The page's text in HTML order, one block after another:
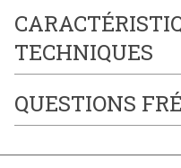
TECHNIQUES
QUESTIONS